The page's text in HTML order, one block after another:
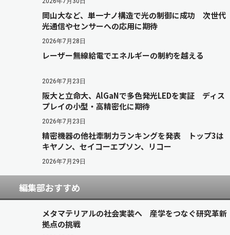
岡山大など、単一ナノ構造で光の制御に成功 次世代
光通信やセンサーへの応用に期待
2026年7月28日
レーザー無線給電でエネルギーの制約を越える
2026年7月23日
阪大と立命大、AlGaNで多色発光LEDを実証 ディス
プレイの小型・高精密化に期待
2026年7月23日
精密機器の他社牽制力ランキングを発表 トップ3は
キヤノン、セイコーエプソン、リコー
2026年7月29日
編集部おすすめ
メタマテリアルの社会実装へ 産学をつなぐ研究革新
拠点の挑戦